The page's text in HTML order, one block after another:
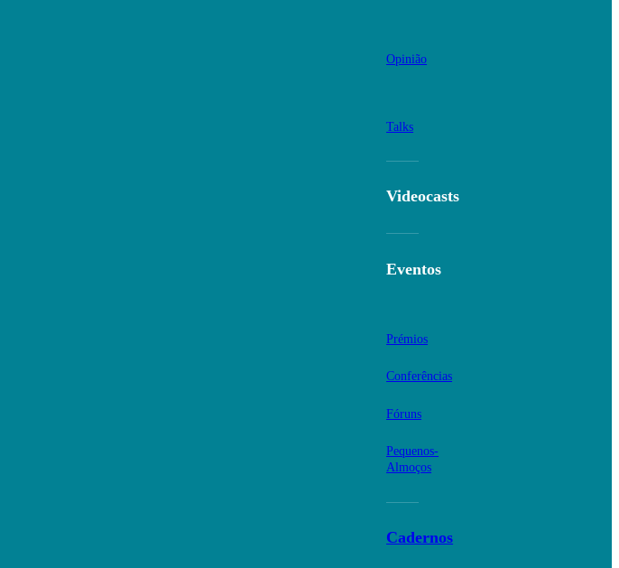
Opinião
Talks
Videocasts
Eventos
Prémios
Conferências
Fóruns
Pequenos-
Almoços
Cadernos